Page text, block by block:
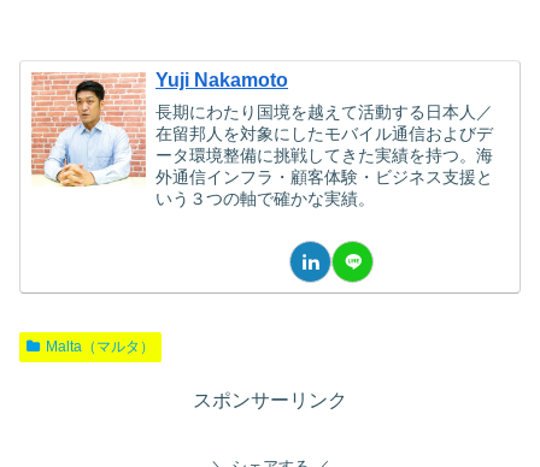
Yuji Nakamoto
長期にわたり国境を越えて活動する日本人／
在留邦人を対象にしたモバイル通信およびデ
ータ環境整備に挑戦してきた実績を持つ。海
外通信インフラ・顧客体験・ビジネス支援と
いう３つの軸で確かな実績。
Malta（マルタ）
スポンサーリンク